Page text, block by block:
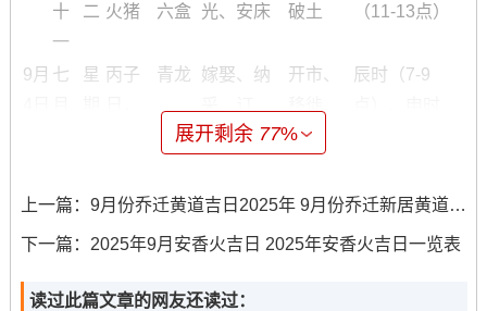
十
一
二 火猪
六盒
光、安床
破土
（11-13点）
9月 七
星 丙子
青龙
嫁娶、纳
盟、祭祀
开市、
破土
辰时（7-9
9月
七
七
星 庚辰
乌
月德 嫁娶、拆
开仓、
巳时（9-11
展开剩余 77%
上一篇： 9月份乔迁黄道吉日2025年 9月份乔迁新居黄道吉日一览表
下一篇： 2025年9月安香火吉日 2025年安香火吉日一览表
读过此篇文章的网友还读过：